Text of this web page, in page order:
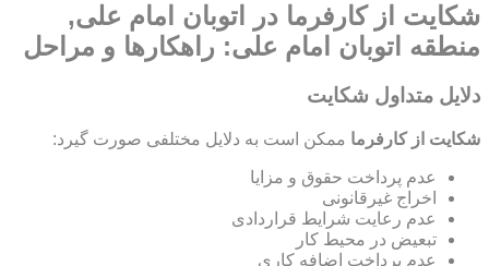
شکایت از کارفرما در اتوبان امام علی,
منطقه اتوبان امام علی: راهکارها و مراحل
دلایل متداول شکایت
شکایت از کارفرما ممکن است به دلایل مختلفی صورت گیرد:
عدم پرداخت حقوق و مزایا
اخراج غیرقانونی
عدم رعایت شرایط قراردادی
تبعیض در محیط کار
عدم پرداخت اضافه کاری